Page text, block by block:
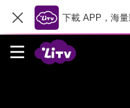
下載 APP，海